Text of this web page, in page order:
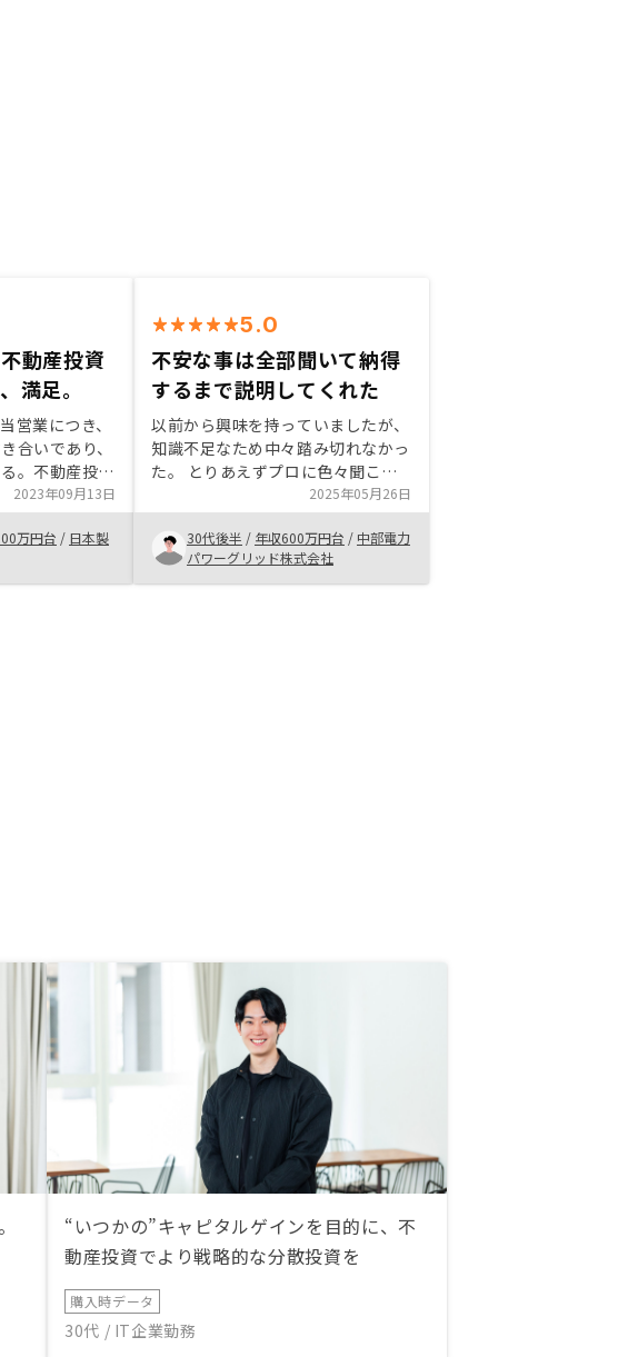
動産投資
満足。
営業につき、
合いであり、
。不動産投資
ロであった
い、不動産投
することがで
物件をタイム
、満足してい
2023年09月13日
万円台 / 日本製
5.0
不安な事は全部聞いて納得
するまで説明してくれた
以前から興味を持っていましたが、
知識不足なため中々踏み切れなかっ
た。 とりあえずプロに色々聞こう
と思い、始めにリノシーさんに面談
予約をして、 説明を聞いている内
に不安感が払拭出来た。 やらない
理由はないと思い即決で購入を決め
た。
2025年05月26日
30代後半 / 年収600万円台 / 中部電力
パワーグリッド株式会社
“いつかの”キャピタルゲインを目的に、不
動産投資でより戦略的な分散投資を
購入時データ
30代 / IT企業勤務